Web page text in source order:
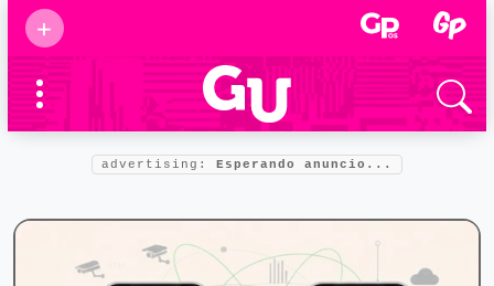
+
Supermamás
2025
Marcas de
confianza
Foro salud
advertising: Esperando anuncio...